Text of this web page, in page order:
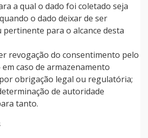
a qual o dado foi coletado seja
o dado deixar de ser
pertinente para o alcance desta
revogação do consentimento pelo
caso de armazenamento
obrigação legal ou regulatória;
de autoridade
tanto.